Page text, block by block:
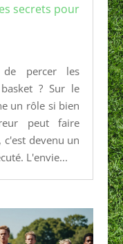
secrets pour
de percer les
? Sur le
un rôle si bien
peut faire
devenu un
L'envie...